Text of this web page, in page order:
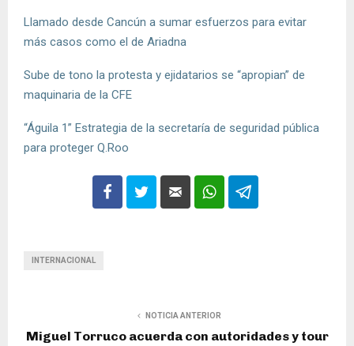
Llamado desde Cancún a sumar esfuerzos para evitar
más casos como el de Ariadna
Sube de tono la protesta y ejidatarios se “apropian” de
maquinaria de la CFE
“Águila 1” Estrategia de la secretaría de seguridad pública
para proteger Q.Roo
INTERNACIONAL
NOTICIA ANTERIOR
Miguel Torruco acuerda con autoridades y tour